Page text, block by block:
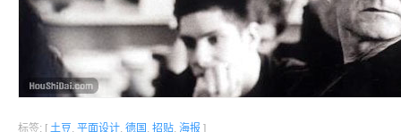
标签: [ 土豆 , 平面设计, 德国 , 招贴, 海报 ]